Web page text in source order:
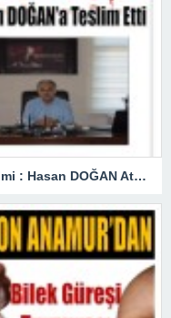
Anamur Milli Eğitimde Görev Değişimi : Hasan DOĞAN Atandı